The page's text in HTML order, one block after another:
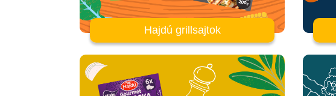
Hajdú grillsajtok